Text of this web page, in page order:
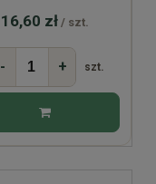
16,60 zł / szt.
- + szt.